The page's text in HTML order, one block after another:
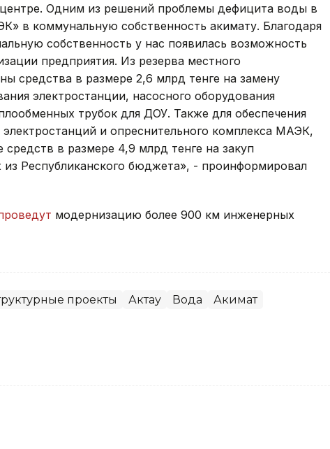
Одним из решений проблемы дефицита воды в
в коммунальную собственность акимату. Благодаря
собственность у нас появилась возможность
предприятия. Из резерва местного
средства в размере 2,6 млрд тенге на замену
электростанции, насосного оборудования
трубок для ДОУ. Также для обеспечения
и опреснительного комплекса МАЭК,
средств в размере 4,9 млрд тенге на закуп
Республиканского бюджета», - проинформировал
модернизацию более 900 км инженерных
проекты Актау Вода
Акимат